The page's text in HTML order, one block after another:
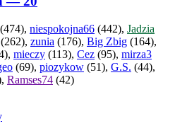
(474), niespokojna66 (442), Jadzia
zunia (176), Big Zbig (164),
mieczy (113), Cez (95), mirza3
(69), piozykow (51), G.S. (44),
Ramses74 (42)